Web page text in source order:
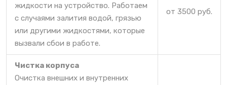
жидкости на устройство. Работаем
с случаями залития водой, грязью
или другими жидкостями, которые
вызвали сбои в работе.
от 3500 руб.
Чистка корпуса
Очистка внешних и внутренних